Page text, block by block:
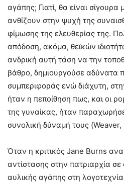
αγάπης; Γιατί, θα είναι σίγουρα
ανθίζουν στην ψυχή της
φίμωσης της ελευθερίας της.
απόδοση, ακόμα, θεϊκών
ανδρική αυτή τάση να την
βάθρο, δημιουργούσε αδύνατα
συμπεριφοράς ενώ διάχυτη,
ήταν η πεποίθηση πως, και οι
της γυναίκας, ήταν
συνολική δύναμή τους (Weaver,
Όταν η κριτικός Jane Burns
αντίστασης στην πατριαρχία
αυλικής αγάπης στη